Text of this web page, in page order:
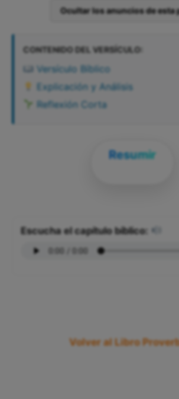
Ocultar los anuncios de esta
CONTENIDO DEL VERSÍCULO:
Versículo Bíblico
Explicación y Análisis
Reflexión Corta
Resumir
Escucha el capítulo bíblico:
Volver al Libro